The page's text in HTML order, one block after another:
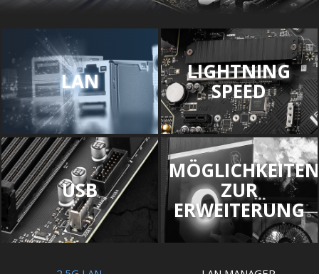
LAN LIGHTNING
SPEED
USB
MÖGLICHKEITEN
ZUR
ERWEITERUNG